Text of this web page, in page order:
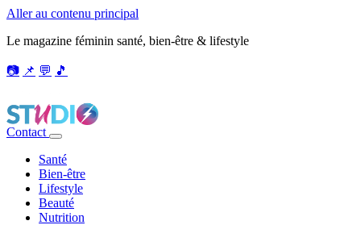
Aller au contenu principal
Le magazine féminin santé, bien-être & lifestyle
📷 📌 💬 🎵
Contact
Santé
Bien-être
Lifestyle
Beauté
Nutrition